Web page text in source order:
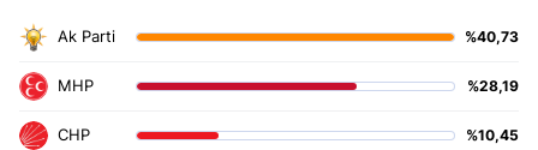
%40,73
%28,19
%10,45